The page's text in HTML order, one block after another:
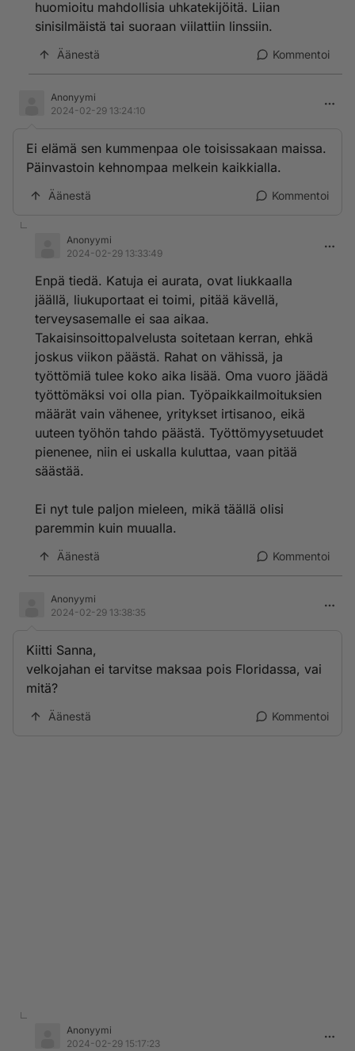
huomioitu mahdollisia uhkatekijöitä. Liian
sinisilmäistä tai suoraan viilattiin linssiin.
Äänestä Kommentoi
Anonyymi
2024-02-29 13:24:10
Ei elämä sen kummenpaa ole toisissakaan maissa.
Päinvastoin kehnompaa melkein kaikkialla.
Äänestä Kommentoi
Anonyymi
2024-02-29 13:33:49
Enpä tiedä. Katuja ei aurata, ovat liukkaalla
jäällä, liukuportaat ei toimi, pitää kävellä,
terveysasemalle ei saa aikaa.
Takaisinsoittopalvelusta soitetaan kerran, ehkä
joskus viikon päästä. Rahat on vähissä, ja
työttömiä tulee koko aika lisää. Oma vuoro jäädä
työttömäksi voi olla pian. Työpaikkailmoituksien
määrät vain vähenee, yritykset irtisanoo, eikä
uuteen työhön tahdo päästä. Työttömyysetuudet
pienenee, niin ei uskalla kuluttaa, vaan pitää
säästää.
Ei nyt tule paljon mieleen, mikä täällä olisi
paremmin kuin muualla.
Äänestä Kommentoi
Anonyymi
2024-02-29 13:38:35
Kiitti Sanna,
velkojahan ei tarvitse maksaa pois Floridassa, vai
mitä?
Äänestä Kommentoi
Anonyymi
2024-02-29 15:17:23